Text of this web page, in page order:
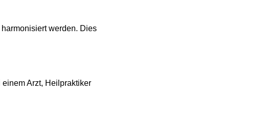
werden. Dies
Arzt, Heilpraktiker